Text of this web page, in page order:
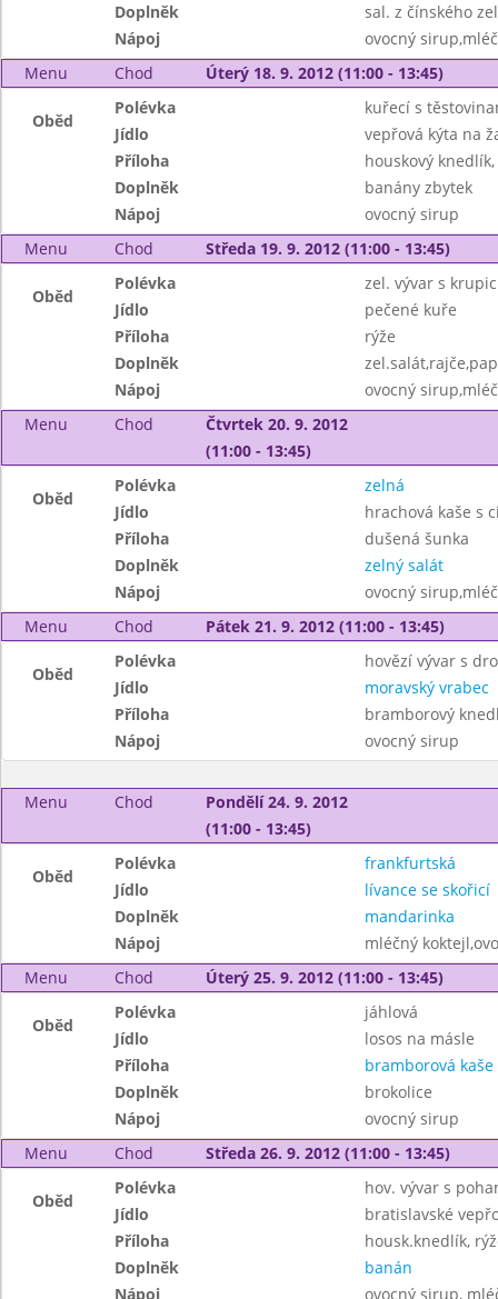
Doplněk
sal. z čínského
Nápoj
ovocný
Menu
Chod Úterý 18. 9. 2012 (11:00 - 13:45)
Oběd
Polévka
kuřecí s
Jídlo
vepřová kýta na
Příloha
houskový
Doplněk
banány zbytek
Nápoj
ovocný sirup
Menu
Chod Středa 19. 9. 2012 (11:00 - 13:45)
Oběd
Polévka
zel. vývar s
Jídlo
pečené kuře
Příloha
rýže
Doplněk
Nápoj
ovocný
Menu
Chod
Čtvrtek 20. 9. 2012
(11:00 - 13:45)
Oběd
Polévka
zelná
Jídlo
hrachová kaše s
Příloha
dušená šunka
Doplněk
zelný salát
Nápoj
ovocný
Menu
Chod Pátek 21. 9. 2012 (11:00 - 13:45)
Oběd
Polévka
hovězí vývar s
Jídlo
moravský vrabec
Příloha
bramborový
Nápoj
ovocný sirup
Menu Chod
Pondělí 24. 9. 2012
(11:00 - 13:45)
Oběd
Polévka
frankfurtská
Jídlo
lívance se skořicí
Doplněk
mandarinka
Nápoj
mléčný
Menu
Chod Úterý 25. 9. 2012 (11:00 - 13:45)
Oběd
Polévka
jáhlová
Jídlo
losos na másle
Příloha
bramborová kaše
Doplněk
brokolice
Nápoj
ovocný sirup
Menu
Chod Středa 26. 9. 2012 (11:00 - 13:45)
Oběd
Polévka
hov. vývar s
Jídlo
bratislavské
Příloha
housk.knedlík,
Doplněk
banán
Nápoj
ovocný sirup,